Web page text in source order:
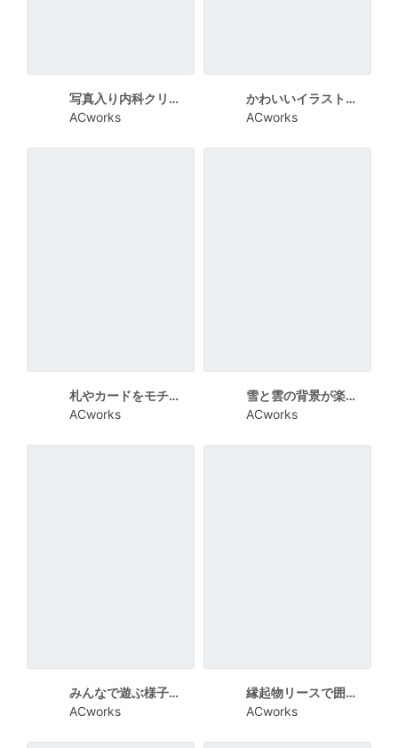
写真入り内科クリニック新規開院チラシ
ACworks
かわいいイラストの小児歯科新規開院チラシ
ACworks
札やカードをモチーフにした遊び紹介型お正月イベントチラシ
ACworks
雪と雲の背景が楽しいお正月遊び大会チラシ
ACworks
みんなで遊ぶ様子を描いたにぎやかなお正月遊びイベントチラシ
ACworks
縁起物リースで囲んだ華やかなお正月あそびチラシ
ACworks